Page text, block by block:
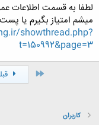
لطفا به قسمت اطلاعات
میشم امتیاز بگیرم یا
showthread.php?
t=150992&page=3
کاربران